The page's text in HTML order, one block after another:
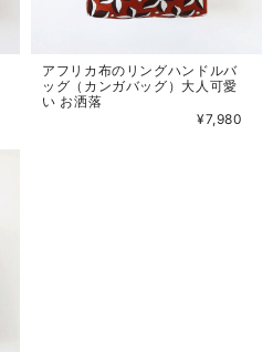
アフリカ布のリングハンドルバ
ッグ（カンガバッグ）大人可愛
い お洒落
¥7,980